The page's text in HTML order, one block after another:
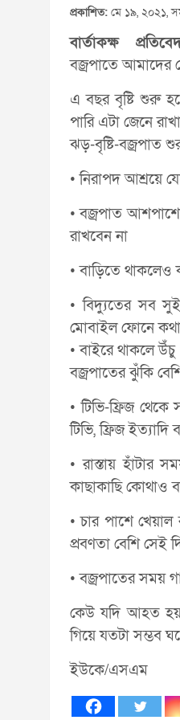
প্রকাশিত: মে ১৯, ২০২১,
বার্তাকক্ষ
বজ্রপাতে আমাদের
এ বছর বৃষ্টি শুরু
পারি এটা জেনে
ঝড়-বৃষ্টি-বজ্রপাত
• নিরাপদ আশ্রয়ে
• বজ্রপাত
রাখবেন না
• বাড়িতে থাকলেও
• বিদ্যুতের সব
মোবাইল ফোনে
• বাইরে থাকলে
বজ্রপাতের ঝুঁকি
• টিভি-ফ্রিজ
টিভি, ফ্রিজ
• রাস্তায় হাঁটার
কাছাকাছি কোথাও
• চার পাশে
প্রবণতা বেশি সেই
• বজ্রপাতের সময়
কেউ যদি আহত হয়,
গিয়ে যতটা সম্ভব
ইউকে/এসএম